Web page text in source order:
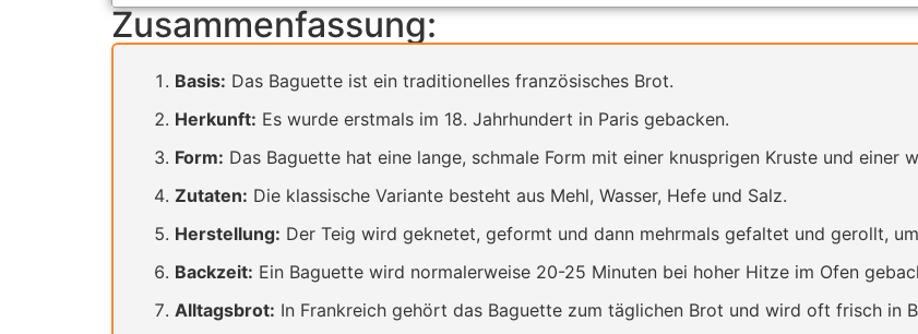
Zusammenfassung:
Basis: Das Baguette ist ein traditionelles französisches Brot.
Herkunft: Es wurde erstmals im 18. Jahrhundert in Paris gebacken.
Form: Das Baguette hat eine lange, schmale Form mit einer knusprigen Kruste und einer
Zutaten: Die klassische Variante besteht aus Mehl, Wasser, Hefe und Salz.
Herstellung: Der Teig wird geknetet, geformt und dann mehrmals gefaltet und gerollt,
Backzeit: Ein Baguette wird normalerweise 20-25 Minuten bei hoher Hitze im Ofen
Alltagsbrot: In Frankreich gehört das Baguette zum täglichen Brot und wird oft frisch in